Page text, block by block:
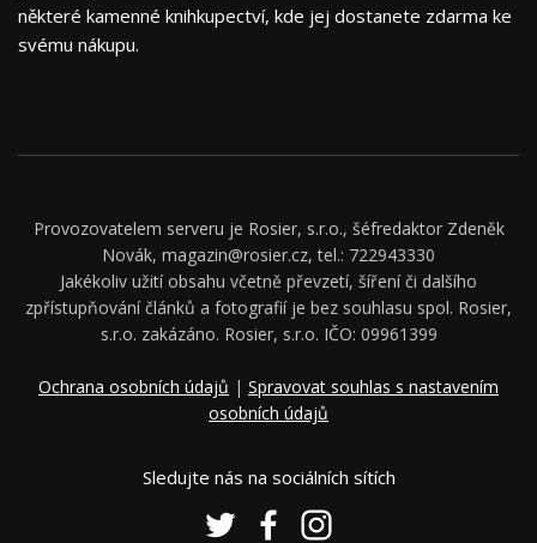
některé kamenné knihkupectví, kde jej dostanete zdarma ke
svému nákupu.
Provozovatelem serveru je Rosier, s.r.o., šéfredaktor Zdeněk
Novák, magazin@rosier.cz, tel.: 722943330
Jakékoliv užití obsahu včetně převzetí, šíření či dalšího
zpřístupňování článků a fotografií je bez souhlasu spol. Rosier,
s.r.o. zakázáno. Rosier, s.r.o. IČO: 09961399
Ochrana osobních údajů | Spravovat souhlas s nastavením
osobních údajů
Sledujte nás na sociálních sítích